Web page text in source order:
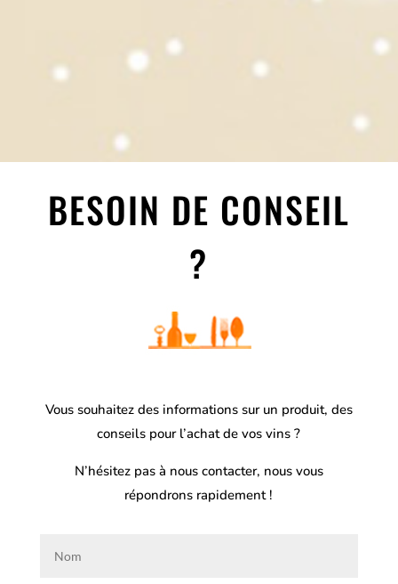
BESOIN DE CONSEIL
?
Vous souhaitez des informations sur un produit, des
conseils pour l’achat de vos vins ?
N’hésitez pas à nous contacter, nous vous
répondrons rapidement !